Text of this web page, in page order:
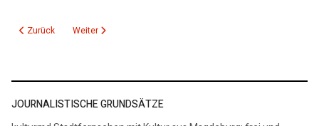
Vorheriger Beitrag: 230216 Historische Kunstsammlung KHM
Zurück Nächster Beitrag: 280817 Circusmuseum Wiedereroeffnung
Weiter
JOURNALISTISCHE GRUNDSÄTZE